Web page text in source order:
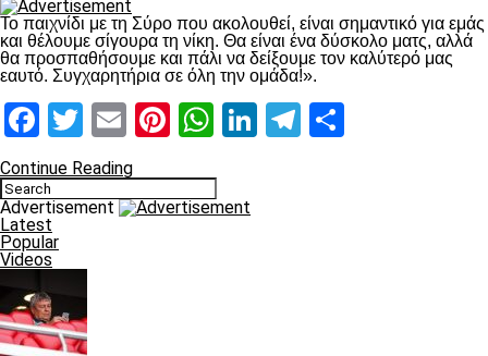
Το παιχνίδι με τη Σύρο που ακολουθεί, είναι σημαντικό για εμάς
και θέλουμε σίγουρα τη νίκη. Θα είναι ένα δύσκολο ματς, αλλά
θα προσπαθήσουμε και πάλι να δείξουμε τον καλύτερό μας
εαυτό. Συγχαρητήρια σε όλη την ομάδα!».
Facebook
Twitter
EmailPinterest
WhatsApp
LinkedIn
Telegram
Continue Reading
Advertisement
Latest
Popular
Videos